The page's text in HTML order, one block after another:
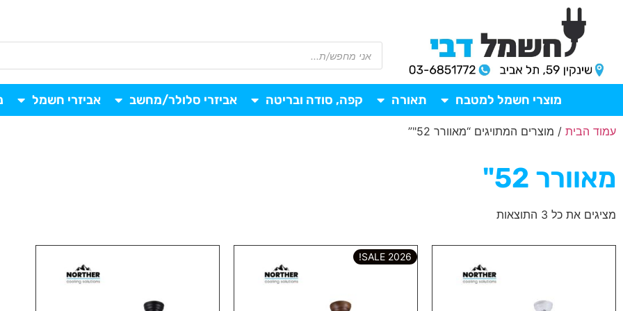
מוצרי חשמל למטבח תאורה קפה, סודה ובריטה אביזרי סלולר/מחשב אביזרי חשמל
עמוד הבית / מוצרים המתויגים “מאוורר 52"”
מאוורר 52"
מציגים את כל ⁦3⁩ התוצאות
2026 SALE!